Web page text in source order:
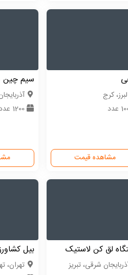
کرج
عدد
مشاهده قیمت
سیم چین
1200 عدد
لق کن لاستیک
شرقی، تبریز
بیل
تهران،